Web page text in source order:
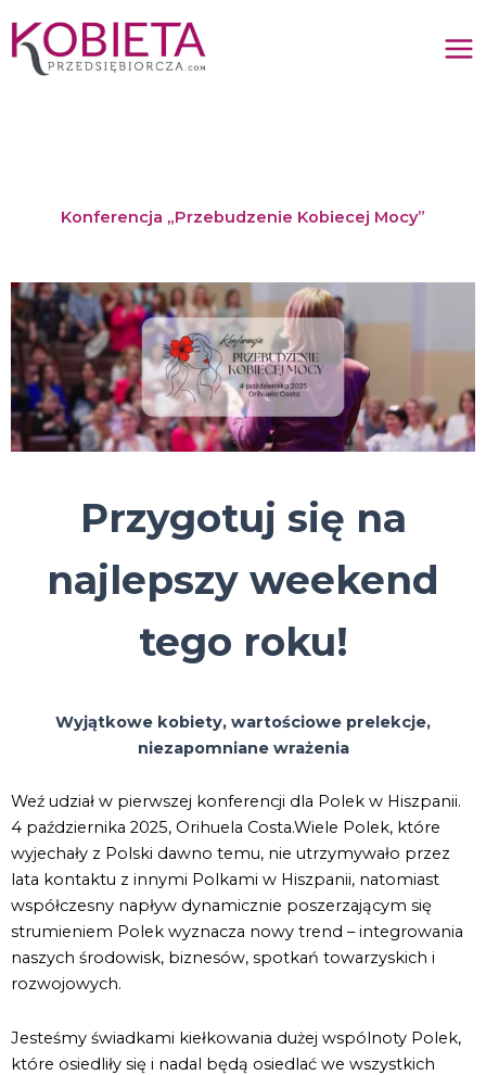
do
treści
Konferencja „Przebudzenie Kobiecej Mocy”
Przygotuj się na
najlepszy weekend
tego roku!
Wyjątkowe kobiety, wartościowe prelekcje,
niezapomniane wrażenia
Weź udział w pierwszej konferencji dla Polek w Hiszpanii.
4 października 2025, Orihuela Costa.Wiele Polek, które
wyjechały z Polski dawno temu, nie utrzymywało przez
lata kontaktu z innymi Polkami w Hiszpanii, natomiast
współczesny napływ dynamicznie poszerzającym się
strumieniem Polek wyznacza nowy trend – integrowania
naszych środowisk, biznesów, spotkań towarzyskich i
rozwojowych.
Jesteśmy świadkami kiełkowania dużej wspólnoty Polek,
które osiedliły się i nadal będą osiedlać we wszystkich